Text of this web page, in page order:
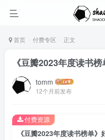
首页 付费专区 正文
《豆瓣2023年度读书
tomm
12个月前发布
《豆瓣2023年度读书榜单》
付费资源